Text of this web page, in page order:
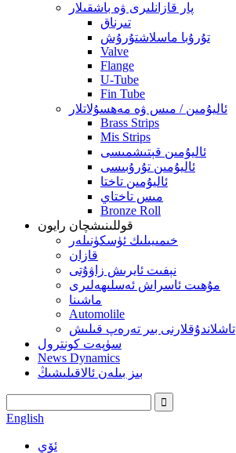
پار قازانلىرى ۋە باشقىلار
تىرناق
تۇرۇبا ماسلاشتۇرۇش
Valve
Flange
U-Tube
Fin Tube
ئاليۇمىن / مىس ۋە مەھسۇلاتلار
Brass Strips
Mis Strips
ئاليۇمىن قېتىشمىسى
ئاليۇمىن تۇرۇبىسى
ئاليۇمىن تاختا
مىس تاختاي
Bronze Roll
قوللىنىشچان رايون
خىمىيىلىك ئۈسكۈنىلەر
قازان
نېفىت ئايرىش زاۋۇتى
مۇھىت ئاسراش ئەسلىھەلىرى
ماشىنا
Automolile
تاشلاندۇقلارنى بىر تەرەپ قىلىش
سۈپەت كونترول
News Dynamics
بىز بىلەن ئالاقىلىشىڭ
English
ئۆي